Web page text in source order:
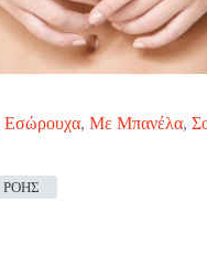
Εσώρουχα, Με Μπανέλα,
ΡΟΗΣ